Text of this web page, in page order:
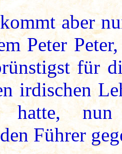
aber
Peter
für
irdischen
hatte,
Führer